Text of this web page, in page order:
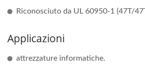
Riconosciuto da UL 60950-1 (47T/
Applicazioni
attrezzature informatiche.